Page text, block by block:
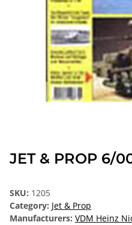
JET & PROP 6/
SKU: 1205
Category: Jet & Prop
Manufacturers: VDM Heinz